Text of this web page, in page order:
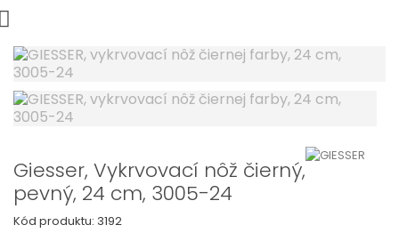
Giesser, Vykrvovací nôž čierný,
pevný, 24 cm, 3005-24
Kód produktu: 3192